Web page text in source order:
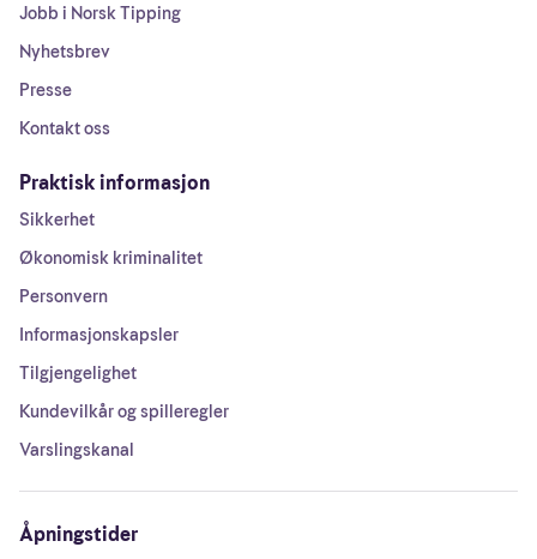
Jobb i Norsk Tipping
Nyhetsbrev
Presse
Kontakt oss
Praktisk informasjon
Sikkerhet
Økonomisk kriminalitet
Personvern
Informasjonskapsler
Tilgjengelighet
Kundevilkår og spilleregler
Varslingskanal
Åpningstider